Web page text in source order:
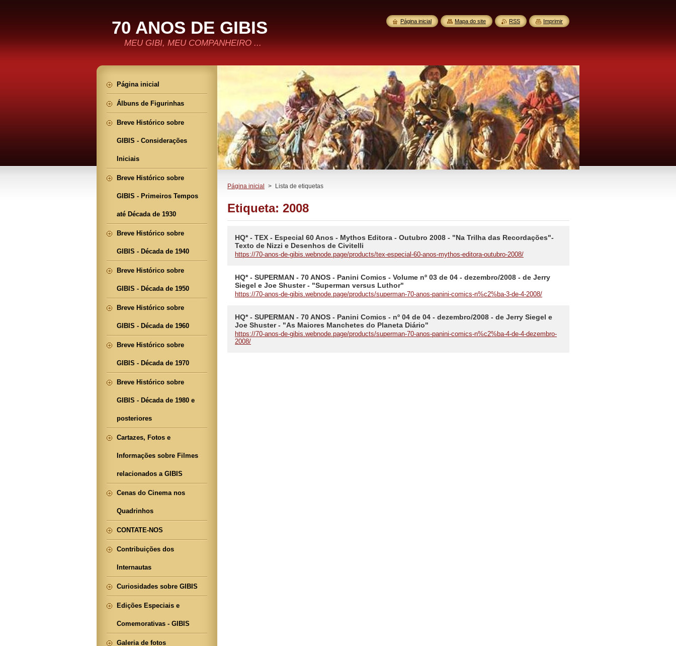
70 ANOS DE GIBIS
MEU GIBI, MEU COMPANHEIRO ...
Página inicial > Lista de etiquetas
Etiqueta: 2008
HQ* - TEX - Especial 60 Anos - Mythos Editora - Outubro 2008 - "Na Trilha das Recordações"-
Texto de Nizzi e Desenhos de Civitelli
https://70-anos-de-gibis.webnode.page/products/tex-especial-60-anos-mythos-editora-outubro-2008/
HQ* - SUPERMAN - 70 ANOS - Panini Comics - Volume nº 03 de 04 - dezembro/2008 - de Jerry
Siegel e Joe Shuster - "Superman versus Luthor"
https://70-anos-de-gibis.webnode.page/products/superman-70-anos-panini-comics-n%c2%ba-3-de-4-2008/
HQ* - SUPERMAN - 70 ANOS - Panini Comics - nº 04 de 04 - dezembro/2008 - de Jerry Siegel e
Joe Shuster - "As Maiores Manchetes do Planeta Diário"
https://70-anos-de-gibis.webnode.page/products/superman-70-anos-panini-comics-n%c2%ba-4-de-4-dezembro-
2008/
Página inicial
Álbuns de Figurinhas
Breve Histórico sobre
GIBIS - Considerações
Iniciais
Breve Histórico sobre
GIBIS - Primeiros Tempos
até Década de 1930
Breve Histórico sobre
GIBIS - Década de 1940
Breve Histórico sobre
GIBIS - Década de 1950
Breve Histórico sobre
GIBIS - Década de 1960
Breve Histórico sobre
GIBIS - Década de 1970
Breve Histórico sobre
GIBIS - Década de 1980 e
posteriores
Cartazes, Fotos e
Informações sobre Filmes
relacionados a GIBIS
Cenas do Cinema nos
Quadrinhos
CONTATE-NOS
Contribuições dos
Internautas
Curiosidades sobre GIBIS
Edições Especiais e
Comemorativas - GIBIS
Galeria de fotos
Página inicial Mapa do site RSS Imprimir